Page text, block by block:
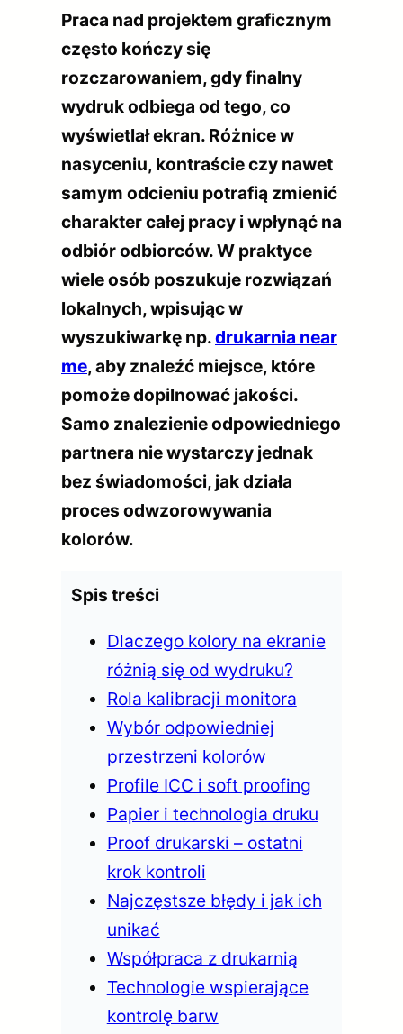
Praca nad projektem graficznym
często kończy się
rozczarowaniem, gdy finalny
wydruk odbiega od tego, co
wyświetlał ekran. Różnice w
nasyceniu, kontraście czy nawet
samym odcieniu potrafią zmienić
charakter całej pracy i wpłynąć na
odbiór odbiorców. W praktyce
wiele osób poszukuje rozwiązań
lokalnych, wpisując w
wyszukiwarkę np.drukarnia near
me, aby znaleźć miejsce, które
pomoże dopilnować jakości.
Samo znalezienie odpowiedniego
partnera nie wystarczy jednak
bez świadomości, jak działa
proces odwzorowywania
kolorów.
Spis treści
Dlaczego kolory na ekranie
różnią się od wydruku?
Rola kalibracji monitora
Wybór odpowiedniej
przestrzeni kolorów
Profile ICC i soft proofing
Papier i technologia druku
Proof drukarski – ostatni
krok kontroli
Najczęstsze błędy i jak ich
unikać
Współpraca z drukarnią
Technologie wspierające
kontrolę barw